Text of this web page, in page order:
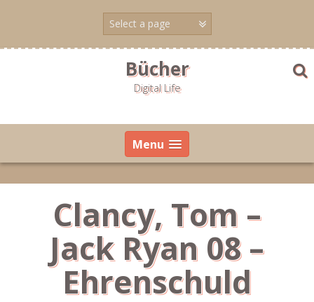
Bücher
Digital Life
Menu
Clancy, Tom –
Jack Ryan 08 –
Ehrenschuld